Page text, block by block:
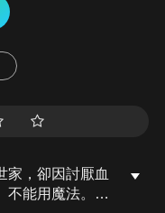
家，卻因討厭血
不能用魔法。靠